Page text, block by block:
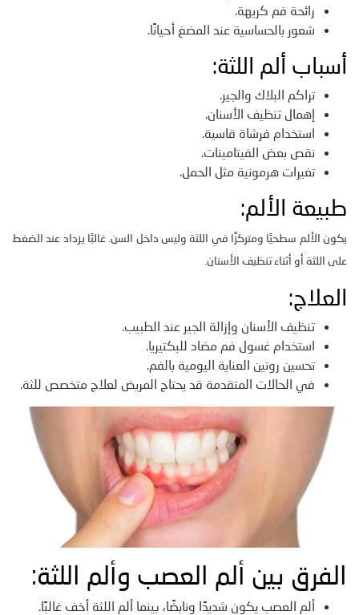
رائحة فم كريهة.
شعور بالحساسية عند المضغ أحيانًا.
أسباب ألم اللثة:
تراكم البلاك والجير.
إهمال تنظيف الأسنان.
استخدام فرشاة قاسية.
نقص بعض الفيتامينات.
تغيرات هرمونية مثل الحمل.
طبيعة الألم:
يكون الألم سطحيًا ومتركزًا في اللثة وليس داخل السن. غالبًا يزداد عند الضغط
على اللثة أو أثناء تنظيف الأسنان.
العلاج:
تنظيف الأسنان وإزالة الجير عند الطبيب.
استخدام غسول فم مضاد للبكتيريا.
تحسين روتين العناية اليومية بالفم.
في الحالات المتقدمة قد يحتاج المريض لعلاج متخصص للثة.
الفرق بين ألم العصب وألم اللثة:
ألم العصب يكون شديدًا ونابضًا، بينما ألم اللثة أخف غالبًا.